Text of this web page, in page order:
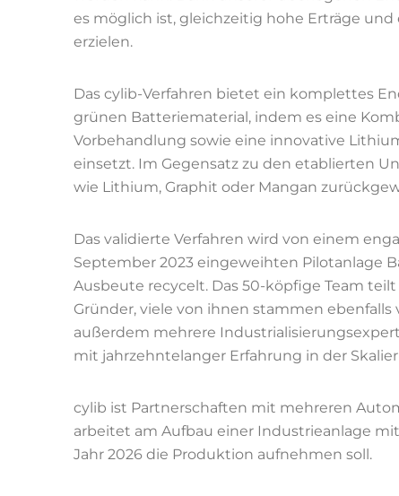
es möglich ist, gleichzeitig hohe Erträge
erzielen.
Das cylib-Verfahren bietet ein komplettes
grünen Batteriematerial, indem es eine
Vorbehandlung sowie eine innovative
einsetzt. Im Gegensatz zu den etablierten
wie Lithium, Graphit oder Mangan
Das validierte Verfahren wird von einem
September 2023 eingeweihten Pilotanlage
Ausbeute recycelt. Das 50-köpfige Team
Gründer, viele von ihnen stammen ebenfalls
außerdem mehrere
mit jahrzehntelanger Erfahrung in der
cylib ist Partnerschaften mit mehreren
arbeitet am Aufbau einer Industrieanlage
Jahr 2026 die Produktion aufnehmen soll.